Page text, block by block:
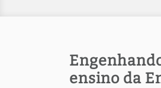
ensino da